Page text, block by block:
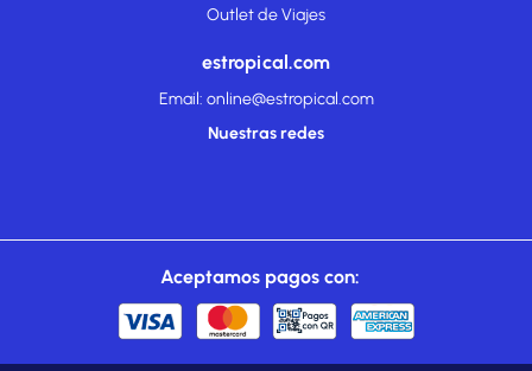
Outlet de Viajes
estropical.com
Email: online@estropical.com
Nuestras redes
Aceptamos pagos con: